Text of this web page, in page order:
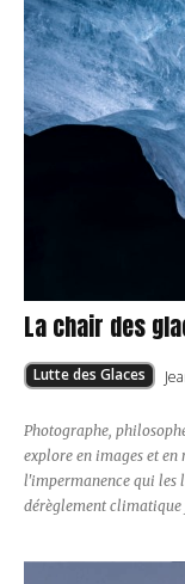
La chair des
Lutte des Glaces
Photographe,
explore en images et
l'impermanence qui les
dérèglement climatique